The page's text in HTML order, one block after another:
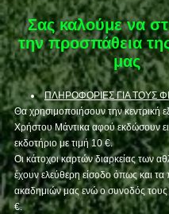
Σας καλούμε να
την προσπάθεια
μας
ΠΛΗΡΟΦΟΡΙΕΣ ΓΙΑ ΤΟΥΣ
Θα χρησιμοποιήσουν την κεντρική
Χρήστου Μάντικα αφού εκδώσουν
εκδοτήριο με τιμή 10 €.
Οι κάτοχοι καρτών διαρκείας των
έχουν ελεύθερη είσοδο όπως και τα
ακαδημιών μας ενώ ο συνοδός
€.